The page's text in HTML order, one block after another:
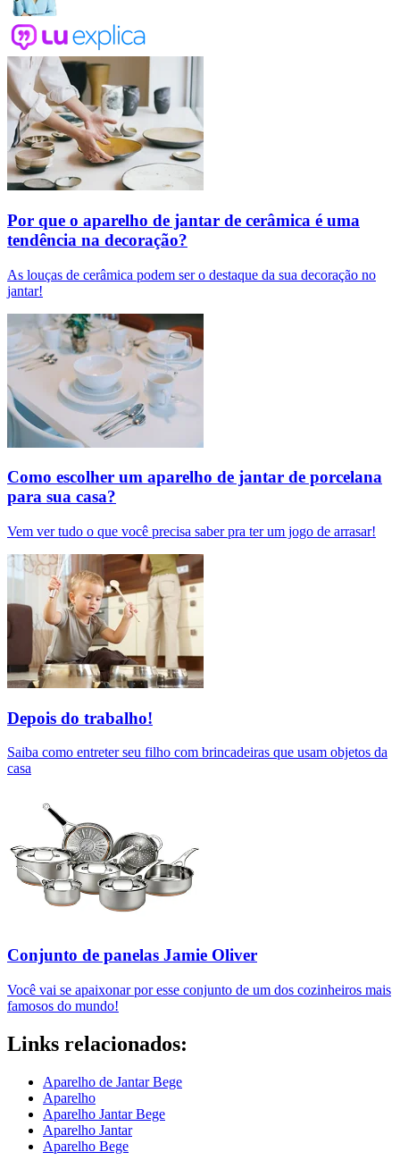
Por que o aparelho de jantar de cerâmica é uma
tendência na decoração?
As louças de cerâmica podem ser o destaque da sua decoração no
jantar!
Como escolher um aparelho de jantar de porcelana
para sua casa?
Vem ver tudo o que você precisa saber pra ter um jogo de arrasar!
Depois do trabalho!
Saiba como entreter seu filho com brincadeiras que usam objetos da
casa
Conjunto de panelas Jamie Oliver
Você vai se apaixonar por esse conjunto de um dos cozinheiros mais
famosos do mundo!
Links relacionados:
Aparelho de Jantar Bege
Aparelho
Aparelho Jantar Bege
Aparelho Jantar
Aparelho Bege